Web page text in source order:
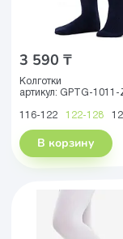
3 590 ₸
Колготки
артикул: GPTG-1011-
116-122 122-128
В корзину